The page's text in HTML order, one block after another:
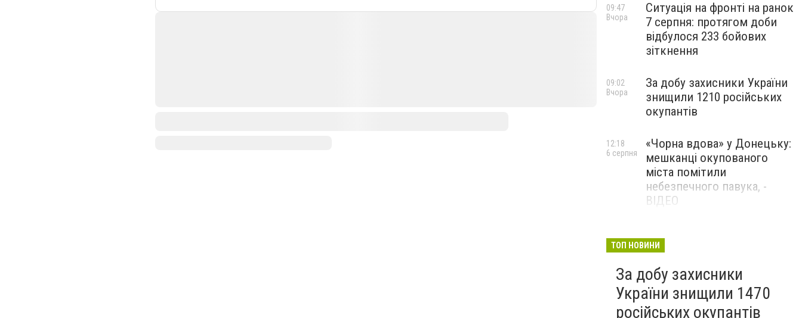
Ситуація на фронті на ранок
7 серпня: протягом доби
відбулося 233 бойових
зіткнення
09:47
Вчора
За добу захисники України
знищили 1210 російських
окупантів
09:02
Вчора
«Чорна вдова» у Донецьку:
мешканці окупованого
міста помітили
небезпечного павука, -
ВІДЕО
12:18
6 серпня
засудили до 8 років
метадону
6 серпня
ТОП НОВИНИ
За добу захисники
України знищили 1470
російських окупантів